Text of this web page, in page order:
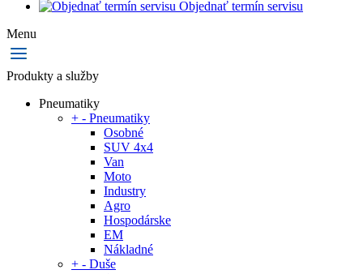
Objednať termín servisu
Menu
Produkty a služby
Pneumatiky
+ - Pneumatiky
Osobné
SUV 4x4
Van
Moto
Industry
Agro
Hospodárske
EM
Nákladné
+ - Duše